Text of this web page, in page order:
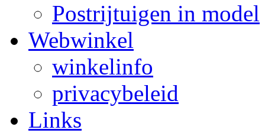
Postrijtuigen in model
Webwinkel
winkelinfo
privacybeleid
Links